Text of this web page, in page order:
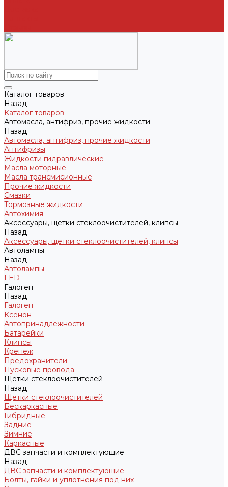
Каталог товаров
Назад
Каталог товаров
Автомасла, антифриз, прочие жидкости
Назад
Автомасла, антифриз, прочие жидкости
Антифризы
Жидкости гидравлические
Масла моторные
Масла трансмисионные
Прочие жидкости
Смазки
Тормозные жидкости
Автохимия
Аксессуары, щетки стеклоочистителей, клипсы
Назад
Аксессуары, щетки стеклоочистителей, клипсы
Автолампы
Назад
Автолампы
LED
Галоген
Назад
Галоген
Ксенон
Автопринадлежности
Батарейки
Клипсы
Крепеж
Предохранители
Пусковые провода
Щетки стеклоочистителей
Назад
Щетки стеклоочистителей
Бескаркасные
Гибридные
Задние
Зимние
Каркасные
ДВС запчасти и комплектующие
Назад
ДВС запчасти и комплектующие
Болты, гайки и уплотнения под них